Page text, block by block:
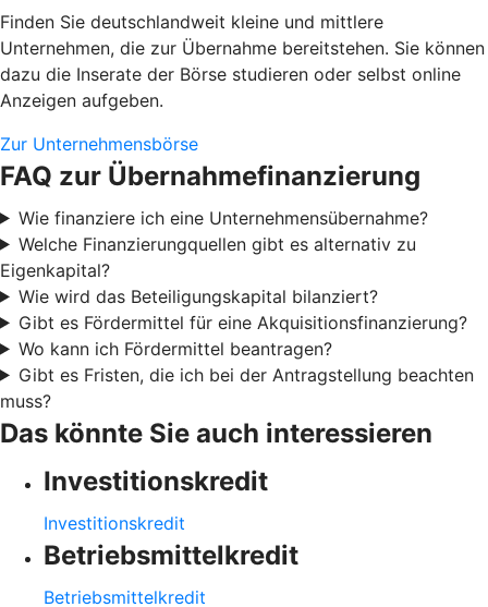
Finden Sie deutschlandweit kleine und mittlere
Unternehmen, die zur Übernahme bereitstehen. Sie können
dazu die Inserate der Börse studieren oder selbst online
Anzeigen aufgeben.
Zur Unternehmensbörse
FAQ zur Übernahmefinanzierung
Wie finanziere ich eine Unternehmensübernahme?
Welche Finanzierungquellen gibt es alternativ zu
Eigenkapital?
Wie wird das Beteiligungskapital bilanziert?
Gibt es Fördermittel für eine Akquisitionsfinanzierung?
Wo kann ich Fördermittel beantragen?
Gibt es Fristen, die ich bei der Antragstellung beachten
muss?
Das könnte Sie auch interessieren
Investitionskredit
Investitionskredit
Betriebsmittelkredit
Betriebsmittelkredit